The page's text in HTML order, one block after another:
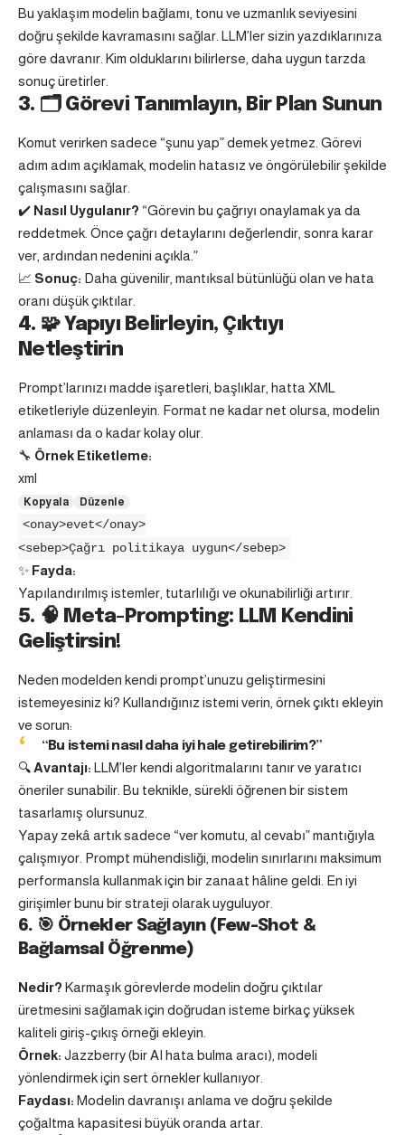
Bu yaklaşım modelin bağlamı, tonu ve uzmanlık seviyesini
doğru şekilde kavramasını sağlar. LLM’ler sizin yazdıklarınıza
göre davranır. Kim olduklarını bilirlerse, daha uygun tarzda
sonuç üretirler.
3. 🗂️ Görevi Tanımlayın, Bir Plan Sunun
Komut verirken sadece “şunu yap” demek yetmez. Görevi
adım adım açıklamak, modelin hatasız ve öngörülebilir şekilde
çalışmasını sağlar.
✔️ Nasıl Uygulanır? “Görevin bu çağrıyı onaylamak ya da
reddetmek. Önce çağrı detaylarını değerlendir, sonra karar
ver, ardından nedenini açıkla.”
📈 Sonuç: Daha güvenilir, mantıksal bütünlüğü olan ve hata
oranı düşük çıktılar.
4. 🧩 Yapıyı Belirleyin, Çıktıyı
Netleştirin
Prompt’larınızı madde işaretleri, başlıklar, hatta XML
etiketleriyle düzenleyin. Format ne kadar net olursa, modelin
anlaması da o kadar kolay olur.
🔧 Örnek Etiketleme:
xml
Kopyala Düzenle
<onay>evet</onay>
<sebep>Çağrı politikaya uygun</sebep>
✨ Fayda:
Yapılandırılmış istemler, tutarlılığı ve okunabilirliği artırır.
5. 🧠 Meta-Prompting: LLM Kendini
Geliştirsin!
Neden modelden kendi prompt’unuzu geliştirmesini
istemeyesiniz ki? Kullandığınız istemi verin, örnek çıktı ekleyin
ve sorun:
“Bu istemi nasıl daha iyi hale getirebilirim?”
🔍Avantajı: LLM’ler kendi algoritmalarını tanır ve yaratıcı
öneriler sunabilir. Bu teknikle, sürekli öğrenen bir sistem
tasarlamış olursunuz.
Yapay zekâ artık sadece “ver komutu, al cevabı” mantığıyla
çalışmıyor. Prompt mühendisliği, modelin sınırlarını maksimum
performansla kullanmak için bir zanaat hâline geldi. En iyi
girişimler bunu bir strateji olarak uyguluyor.
6. 🎯 Örnekler Sağlayın (Few-Shot &
Bağlamsal Öğrenme)
Nedir? Karmaşık görevlerde modelin doğru çıktılar
üretmesini sağlamak için doğrudan isteme birkaç yüksek
kaliteli giriş-çıkış örneği ekleyin.
Örnek: Jazzberry (bir AI hata bulma aracı), modeli
yönlendirmek için sert örnekler kullanıyor.
Faydası: Modelin davranışı anlama ve doğru şekilde
çoğaltma kapasitesi büyük oranda artar.